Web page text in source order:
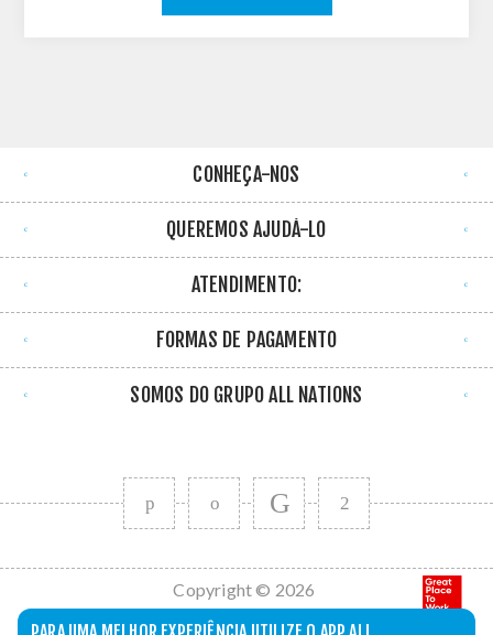
CONHEÇA-NOS
QUEREMOS AJUDÁ-LO
ATENDIMENTO:
FORMAS DE PAGAMENTO
SOMOS DO GRUPO ALL NATIONS
Copyright © 2026
All Nations. Todos